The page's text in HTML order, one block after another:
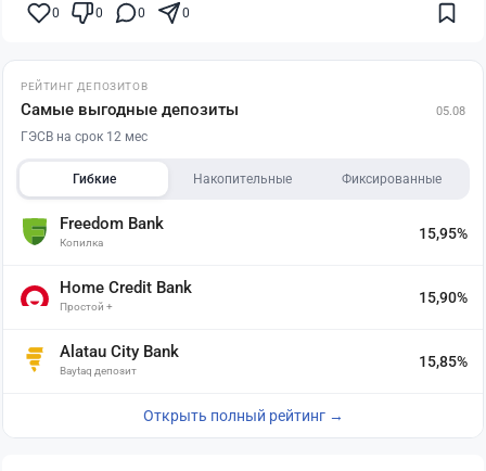
0 0 0 0
РЕЙТИНГ ДЕПОЗИТОВ
Самые выгодные депозиты 05.08
ГЭСВ на срок 12 мес
Гибкие Накопительные Фиксированные
Freedom Bank
Копилка
15,95%
Home Credit Bank
Простой +
15,90%
Alatau City Bank
Baytaq депозит
15,85%
Открыть полный рейтинг →